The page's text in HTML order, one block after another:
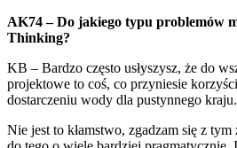
AK74 – Do jakiego typu problemów
Thinking?
KB – Bardzo często usłyszysz, że do
projektowe to coś, co przyniesie
dostarczeniu wody dla pustynnego kraju.
Nie jest to kłamstwo, zgadzam się z